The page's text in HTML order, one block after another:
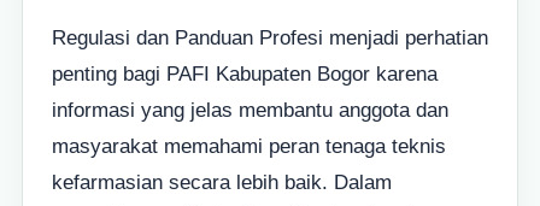
Regulasi dan Panduan Profesi menjadi perhatian
penting bagi PAFI Kabupaten Bogor karena
informasi yang jelas membantu anggota dan
masyarakat memahami peran tenaga teknis
kefarmasian secara lebih baik. Dalam